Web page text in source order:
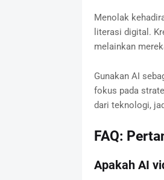
Menolak
literasi digital.
melainkan
Gunakan AI
fokus pada
dari teknologi,
FAQ:
Apakah AI